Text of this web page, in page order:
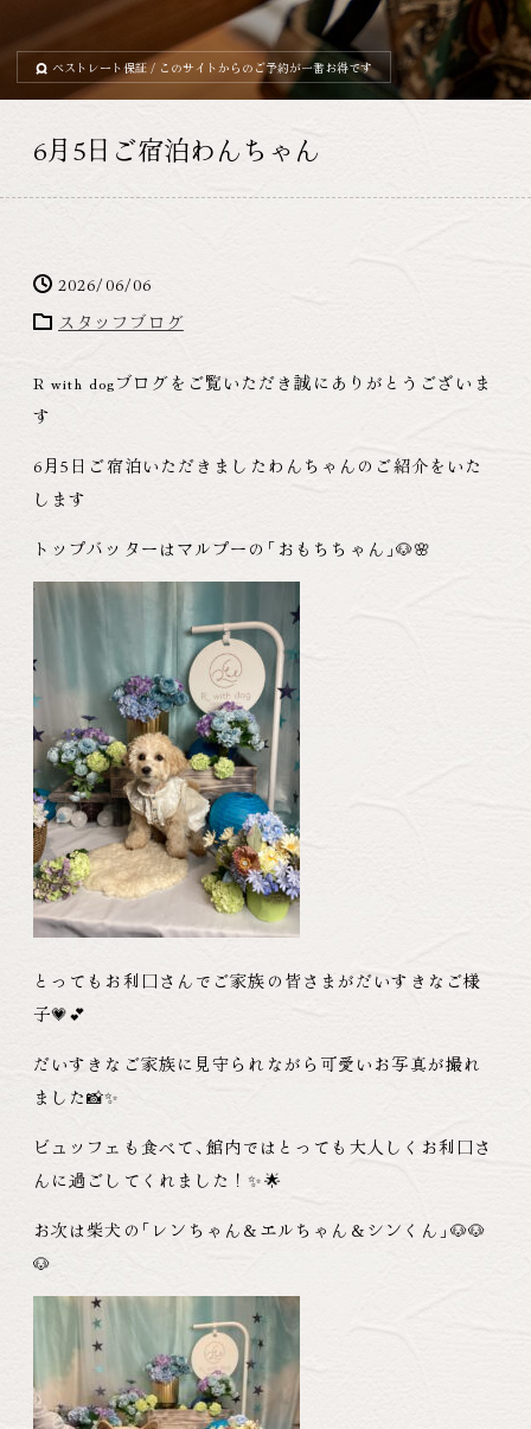
ベストレート保証/ このサイトからのご予約が一番お得です
6月5日ご宿泊わんちゃん
2026/06/06
スタッフブログ
R with dogブログをご覧いただき誠にありがとうございま
す
6月5日ご宿泊いただきましたわんちゃんのご紹介をいた
します
トップバッターはマルプーの「おもちちゃん 」🐶🌸
とってもお利口さんでご家族の皆さまがだいすきなご様
子💗💕
だいすきなご家族に見守られながら可愛いお写真が撮れ
ました📸✨
ビュッフェも食べて、館内ではとっても大人しくお利口さ
んに過ごしてくれました！✨🌟
お次は柴犬の「 レンちゃん＆エルちゃん＆シンくん 」🐶🐶
🐶